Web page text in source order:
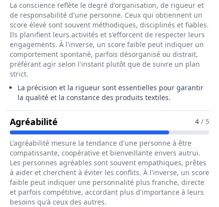
La conscience reflète le degré d'organisation, de rigueur et
de responsabilité d'une personne. Ceux qui obtiennent un
score élevé sont souvent méthodiques, disciplinés et fiables.
Ils planifient leurs activités et s'efforcent de respecter leurs
engagements. À l'inverse, un score faible peut indiquer un
comportement spontané, parfois désorganisé ou distrait,
préférant agir selon l'instant plutôt que de suivre un plan
strict.
La précision et la rigueur sont essentielles pour garantir
la qualité et la constance des produits textiles.
Agréabilité Pour Le Métier De Fileur / Fileuse
4 / 5
L'agréabilité mesure la tendance d'une personne à être
compatissante, coopérative et bienveillante envers autrui.
Les personnes agréables sont souvent empathiques, prêtes
à aider et cherchent à éviter les conflits. À l'inverse, un score
faible peut indiquer une personnalité plus franche, directe
et parfois compétitive, accordant plus d'importance à leurs
besoins qu'à ceux des autres.